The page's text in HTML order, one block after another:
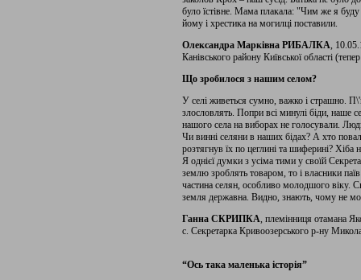
було їстівне. Мама плакала: "Чим же я
йому і хрестика на могилці поставили.
Олександрa Марківна РИБАЛКА,
Канівського району Київської області
Що зробилося з нашим селом?
У селі живеться сумно, важко і страшно.
злословлять. Попри всі минулі біди, наше
нашого села на виборах не голосували.
Чи винні селяни в наших бідах? А хто
розтягнув їх по цеглині та шиферині? Хіба
Я однієї думки з усіма тими у своїй
землю зроблять товаром, то і власники
частина селян, особливо молодшого віку.
земля державна. Видно, знають, чому не
Ганна СКРИПКА, племінниця отамана
с. Секретарка Кривоозерського р-ну
“Ось така маленька історія”